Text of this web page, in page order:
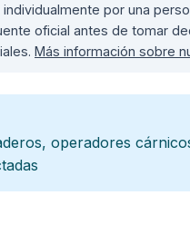
por una
oficial antes de tomar
Más información sobre
operadores